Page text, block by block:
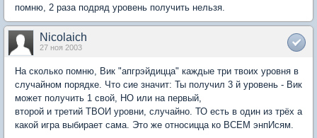
помню, 2 раза подряд уровень получить нельзя.
Nicolaich
27 ноя 2003
На сколько помню, Вик "апгрэйдицца" каждые три твоих уровня в
случайном порядке. Что сие значит: Ты получил 3 й уровень - Вик
может получить 1 свой, НО или на первый,
второй и третий ТВОИ уровни, случайно. ТО есть в один из трёх а
какой игра выбирает сама. Это же относицца ко ВСЕМ энпИсям.